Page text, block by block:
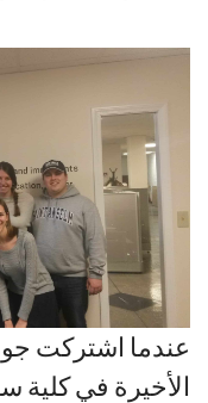
عندما اشتركت
الأخيرة في كلية